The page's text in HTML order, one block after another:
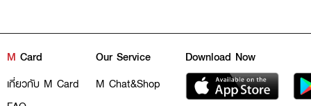
M Card
เกี่ยวกับ M Card
Our Service
M Chat&Shop
Download Now